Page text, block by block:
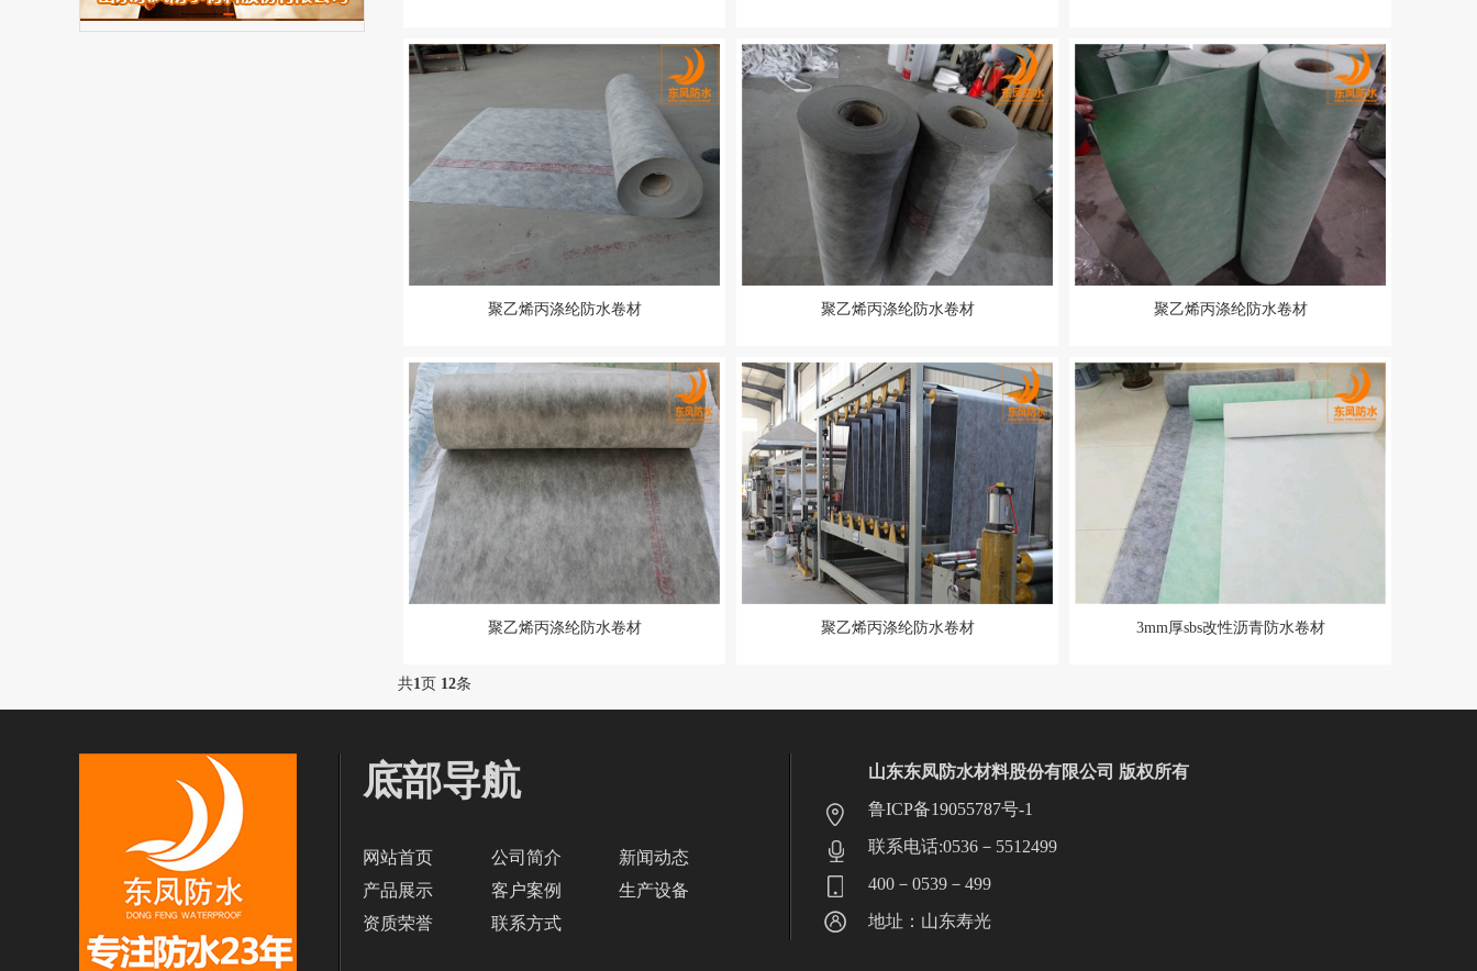
聚乙烯丙涤纶防水卷材 聚乙烯丙涤纶防水卷材 聚乙烯丙涤纶防水卷材
聚乙烯丙涤纶防水卷材 聚乙烯丙涤纶防水卷材 3mm厚sbs改性沥青防水卷材
共1页 12条
底部导航
网站首页 公司简介
新闻动态
产品展示
客户案例
生产设备
资质荣誉
联系方式
山东东凤防水材料股份有限公司 版权所有
鲁ICP备19055787号-1
联系电话:0536－5512499
400－0539－499
地址：山东寿光